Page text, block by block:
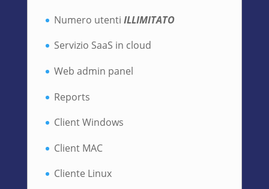
Numero utenti ILLIMITATO
Servizio SaaS in cloud
Web admin panel
Reports
Client Windows
Client MAC
Cliente Linux